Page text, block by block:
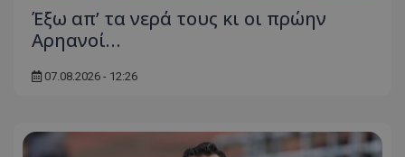
Έξω απ’ τα νερά τους κι οι πρώην
Αρηανοί…
07.08.2026 - 12:26